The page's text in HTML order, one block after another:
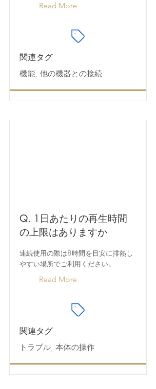
Read More
関連タグ
機能, 他の機器との接続
Q. ​1日あたりの再生時間
の上限はありますか
連続使用の際は8時間を目安に排熱し
やすい場所でご利用ください。
Read More
関連タグ
トラブル, 本体の操作